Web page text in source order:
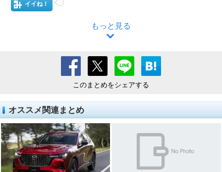
イイね！
もっと見る
このまとめをシェアする
オススメ関連まとめ